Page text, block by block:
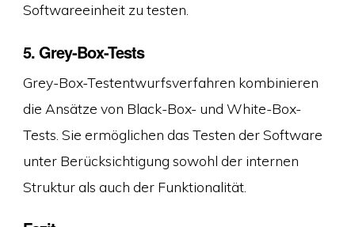
Softwareeinheit zu testen.
5. Grey-Box-Tests
Grey-Box-Testentwurfsverfahren kombinieren
die Ansätze von Black-Box- und White-Box-
Tests. Sie ermöglichen das Testen der Software
unter Berücksichtigung sowohl der internen
Struktur als auch der Funktionalität.